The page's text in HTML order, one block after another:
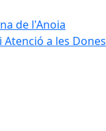
de l'Anoia
a les Dones